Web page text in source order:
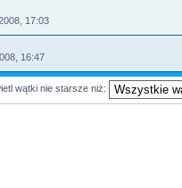
17:03
16:47
wątki nie starsze niż: